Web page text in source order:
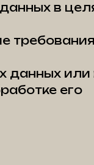
в
данных или
его